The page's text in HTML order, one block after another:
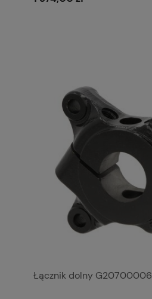
Łącznik dolny G20700006